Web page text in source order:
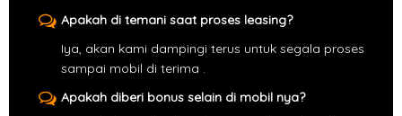
Apakah di temani saat proses leasing?
Iya, akan kami dampingi terus untuk segala proses
sampai mobil di terima .
Apakah diberi bonus selain di mobil nya?